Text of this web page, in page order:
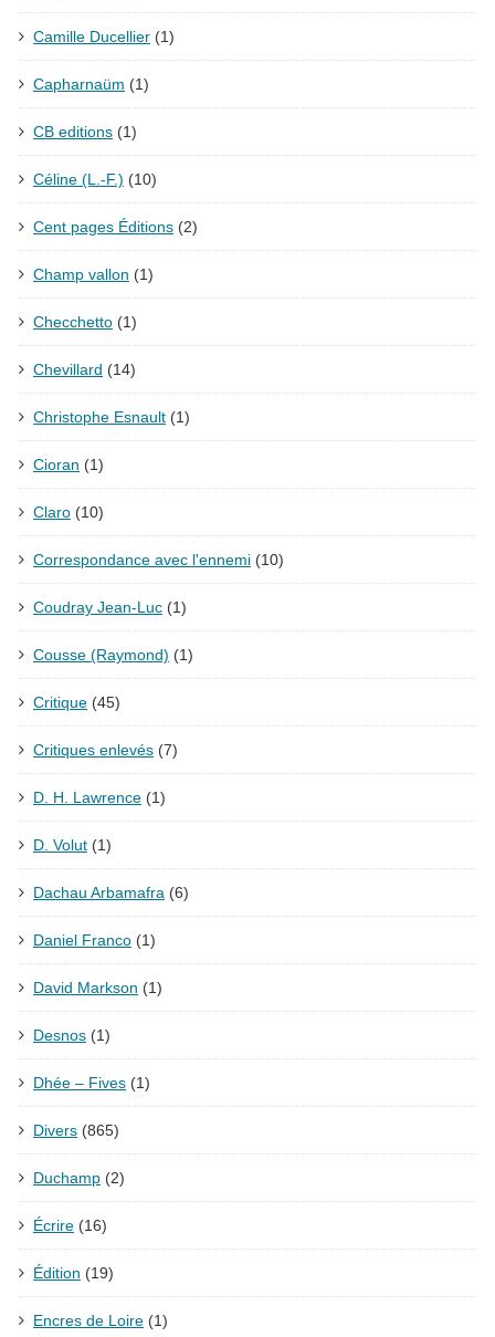
Camille Ducellier (1)
Capharnaüm (1)
CB editions (1)
Céline (L.-F.) (10)
Cent pages Éditions (2)
Champ vallon (1)
Checchetto (1)
Chevillard (14)
Christophe Esnault (1)
Cioran (1)
Claro (10)
Correspondance avec l'ennemi (10)
Coudray Jean-Luc (1)
Cousse (Raymond) (1)
Critique (45)
Critiques enlevés (7)
D. H. Lawrence (1)
D. Volut (1)
Dachau Arbamafra (6)
Daniel Franco (1)
David Markson (1)
Desnos (1)
Dhée – Fives (1)
Divers (865)
Duchamp (2)
Écrire (16)
Édition (19)
Encres de Loire (1)